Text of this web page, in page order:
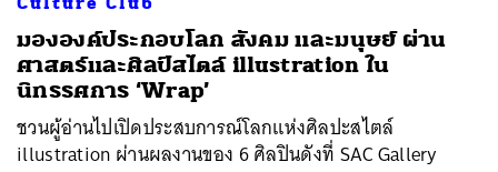
มององค์ประกอบโลก สังคม และมนุษย์ ผ่าน
ศาสตร์และศิลป์สไตล์ illustration ใน
นิทรรศการ ‘Wrap’
ชวนผู้อ่านไปเปิดประสบการณ์โลกแห่งศิลปะสไตล์
illustration ผ่านผลงานของ 6 ศิลปินดังที่ SAC Gallery